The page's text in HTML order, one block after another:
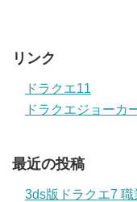
リンク
ドラクエ11
ドラクエジョーカ
最近の投稿
3ds版ドラクエ7